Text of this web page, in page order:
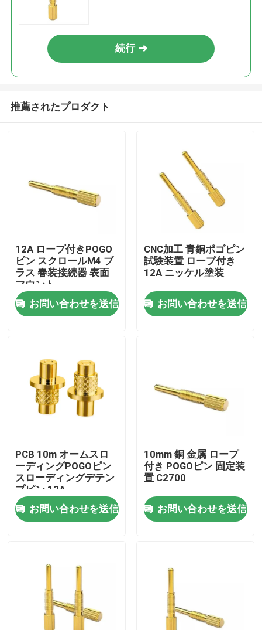
家
私達について
工場旅行
私達に連絡しなさい
ニュース
スプリング式POGOピン
調査のPogo Pin
続行
推薦されたプロダクト
12A ロープ付きPOGO
ピン スクロールM4 ブ
ラス 春装接続器 表面
マウント
お問い合わせを送信
CNC加工 青銅ポゴピン
試験装置 ロープ付き
12A ニッケル塗装
お問い合わせを送信
PCB 10m オームスロ
ーディングPOGOピン
スローディングデテン
プピン 12A
お問い合わせを送信
10mm 銅 金属 ロープ
付き POGOピン 固定装
置 C2700
お問い合わせを送信